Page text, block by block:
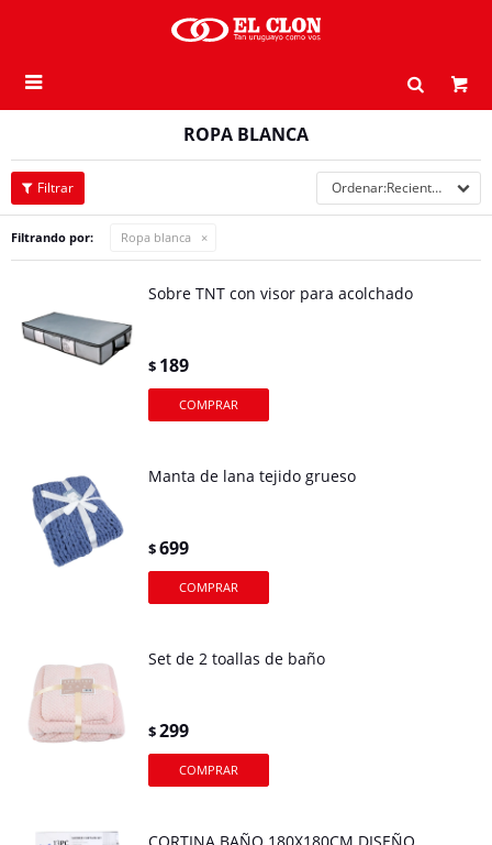

ROPA BLANCA
Recientes
Filtrando por: Ropa blanca
Sobre TNT con visor para acolchado
$ 189
Manta de lana tejido grueso
$699
Set de 2 toallas de baño
$299